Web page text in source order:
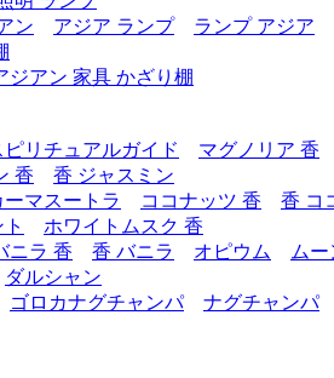
ン
アジア ランプ
ランプ アジア
ジアン 家具 かざり棚
ピリチュアルガイド
マグノリア 香
香
香 ジャスミン
ーマスートラ ココナッツ 香
香 コ
ホワイトムスク 香
ニラ 香 香 バニラ オピウム
ムー
ダルシャン
ゴロカナグチャンパ
ナグチャンパ